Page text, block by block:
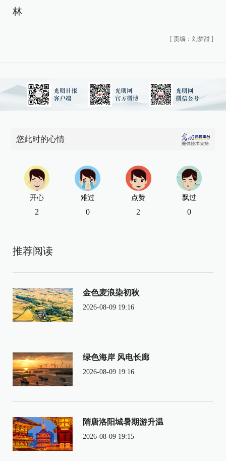
林
[ 责编：刘梦甜 ]
您此时的心情
开心
2
难过
0
点赞
2
飘过
0
推荐阅读
金色麦浪染初秋
2026-08-09 19:16
绿色海岸 风电长廊
2026-08-09 19:16
隋唐洛阳城暑期游升温
2026-08-09 19:15